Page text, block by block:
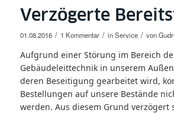
Verzögerte
01.08.2016 / 1 Kommentar / inService / von
Aufgrund einer Störung im Bereich
Gebäudeleittechnik in unserem
deren Beseitigung gearbeitet wird,
Bestellungen auf unsere Bestände
werden. Aus diesem Grund verzögert